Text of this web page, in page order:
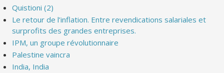
Quistioni (2)
Le retour de l’inflation. Entre revendications salariales et
surprofits des grandes entreprises.
IPM, un groupe révolutionnaire
Palestine vaincra
India, India